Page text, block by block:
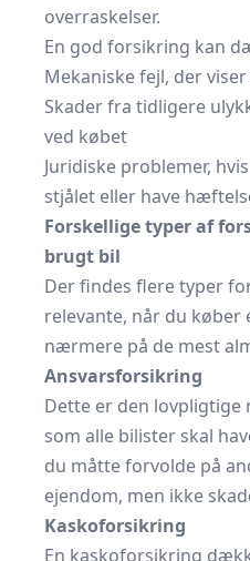
overraskelser.
En god forsikring kan
Mekaniske fejl, der
Skader fra tidligere
ved købet
Juridiske problemer,
stjålet eller have
Forskellige typer af
brugt bil
Der findes flere typer
relevante, når du køber
nærmere på de mest
Ansvarsforsikring
Dette er den
som alle bilister skal
du måtte forvolde på
ejendom, men ikke
Kaskoforsikring
En kaskoforsikring